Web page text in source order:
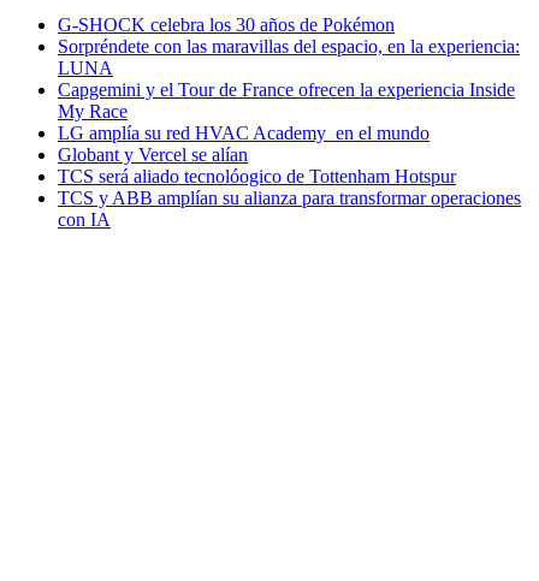
G-SHOCK celebra los 30 años de Pokémon
Sorpréndete con las maravillas del espacio, en la experiencia:
LUNA
Capgemini y el Tour de France ofrecen la experiencia Inside
My Race
LG amplía su red HVAC Academy en el mundo
Globant y Vercel se alían
TCS será aliado tecnolóogico de Tottenham Hotspur
TCS y ABB amplían su alianza para transformar operaciones
con IA